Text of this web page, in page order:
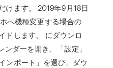
けます。 2019年9月18日
へ機種変更する場合の
ドします。 にダウンロ
ダーを開き、「設定」
ンポート」を選び、ダウ